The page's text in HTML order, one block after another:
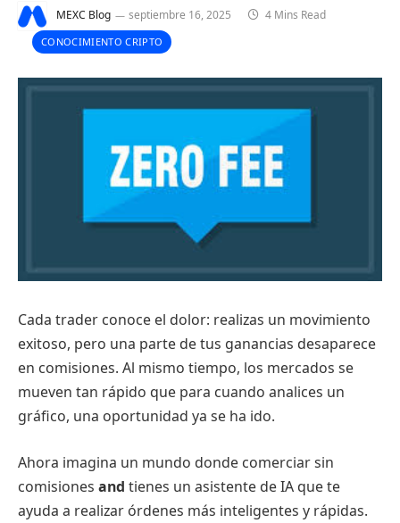
MEXC Blog septiembre 16, 2025 4 Mins Read
CONOCIMIENTO CRIPTO
Cada trader conoce el dolor: realizas un movimiento
exitoso, pero una parte de tus ganancias desaparece
en comisiones. Al mismo tiempo, los mercados se
mueven tan rápido que para cuando analices un
gráfico, una oportunidad ya se ha ido.
Ahora imagina un mundo donde comerciar sin
comisiones and tienes un asistente de IA que te
ayuda a realizar órdenes más inteligentes y rápidas.